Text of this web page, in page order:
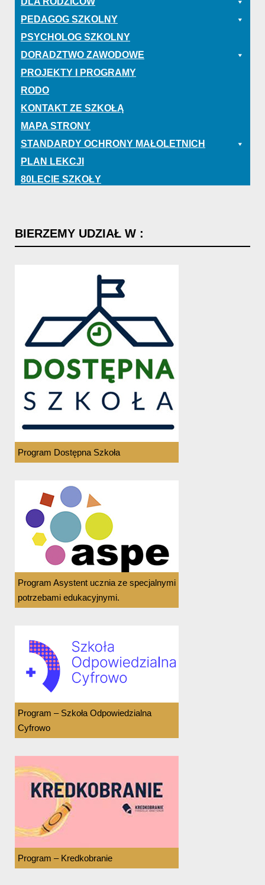
PEDAGOG SZKOLNY
PSYCHOLOG SZKOLNY
DORADZTWO ZAWODOWE
PROJEKTY I PROGRAMY
RODO
KONTAKT ZE SZKOŁĄ
MAPA STRONY
STANDARDY OCHRONY MAŁOLETNICH
PLAN LEKCJI
80LECIE SZKOŁY
BIERZEMY UDZIAŁ W :
Program Dostępna Szkoła
Program Asystent ucznia ze specjalnymi
potrzebami edukacyjnymi.
Program – Szkoła Odpowiedzialna
Cyfrowo
Program – Kredkobranie